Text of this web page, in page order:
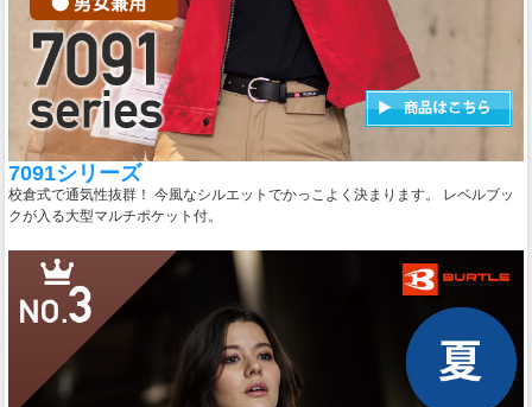
7091シリーズ
校倉式で通気性抜群！ 今風なシルエットでかっこよく決まります。 レベルブッ
クが入る大型マルチポケット付。